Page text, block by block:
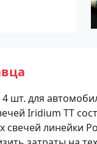
шт. для
Iridium TT
свечей линейки